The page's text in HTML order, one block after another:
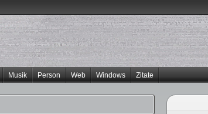
Musik Person Web Windows Zitate